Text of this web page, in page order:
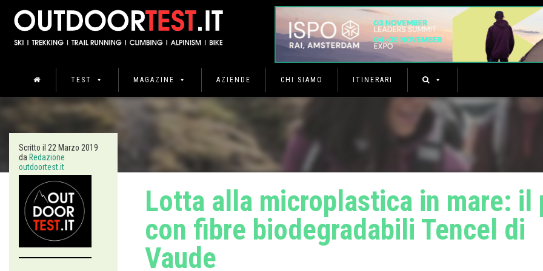
TEST MAGAZINE AZIENDE CHI SIAMO ITINERARI
Scritto il 22 Marzo 2019
da Redazione
outdoortest.it
Lotta alla microplastica in mare: il
con fibre biodegradabili Tencel di
Vaude